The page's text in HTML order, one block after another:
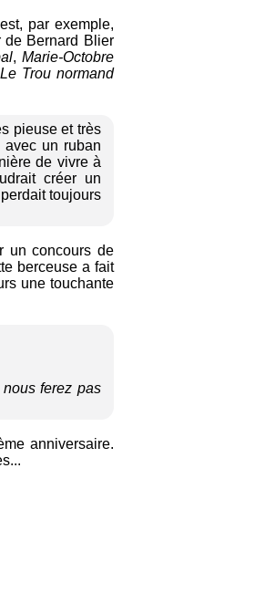
par exemple,
de Bernard Blier
, Marie-Octobre
Le Trou normand
pieuse et très
un ruban
de vivre à
créer un
toujours
un concours de
berceuse a fait
une touchante
ferez pas
anniversaire.